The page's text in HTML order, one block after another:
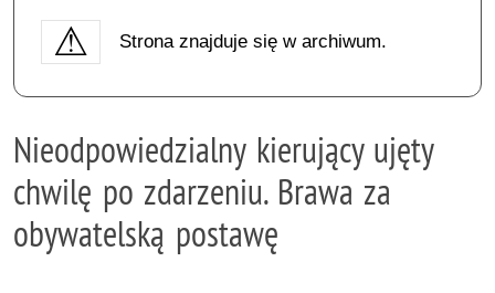
Strona znajduje się w archiwum.
Nieodpowiedzialny kierujący ujęty
chwilę po zdarzeniu. Brawa za
obywatelską postawę